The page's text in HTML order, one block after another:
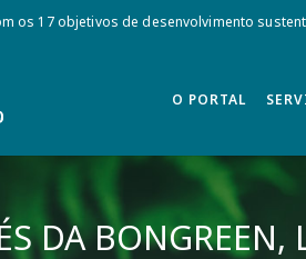
os 17 objetivos de desenvolvimento
O PORTAL
DA